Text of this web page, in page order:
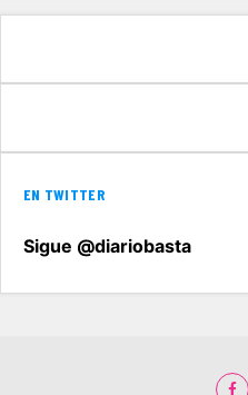
EN TWITTER
Sigue @diariobasta